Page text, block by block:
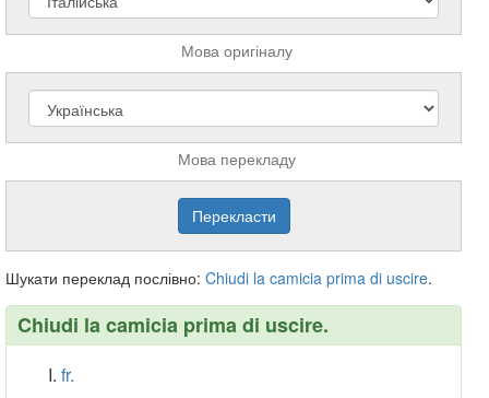
Мова оригіналу
Мова перекладу
Шукати переклад послівно: Chiudi la camicia prima di uscire.
Chiudi la camicia prima di uscire.
fr.